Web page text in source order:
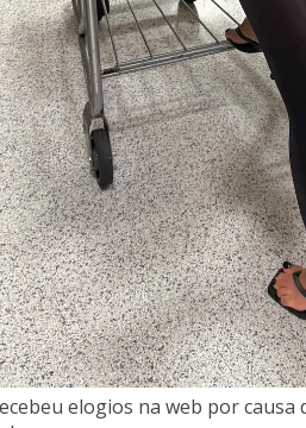
elogios na web por